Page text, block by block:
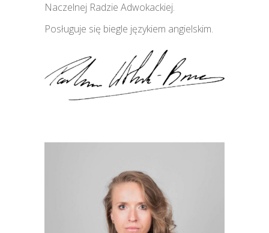
Naczelnej Radzie Adwokackiej.
Posługuje się biegle językiem angielskim.